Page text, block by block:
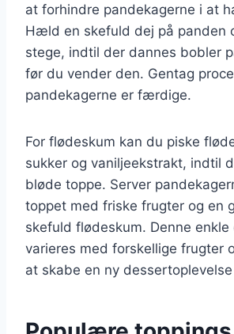
at forhindre pandekagerne i at
Hæld en skefuld dej på panden
stege, indtil der dannes bobler
før du vender den. Gentag
pandekagerne er færdige.
For flødeskum kan du piske
sukker og vaniljeekstrakt, indtil
bløde toppe. Server
toppet med friske frugter og en
skefuld flødeskum. Denne enkle
varieres med forskellige frugter
at skabe en ny